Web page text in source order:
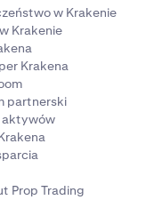
w Krakenie
Krakenie
Krakena
partnerski
aktywów
Prop Trading